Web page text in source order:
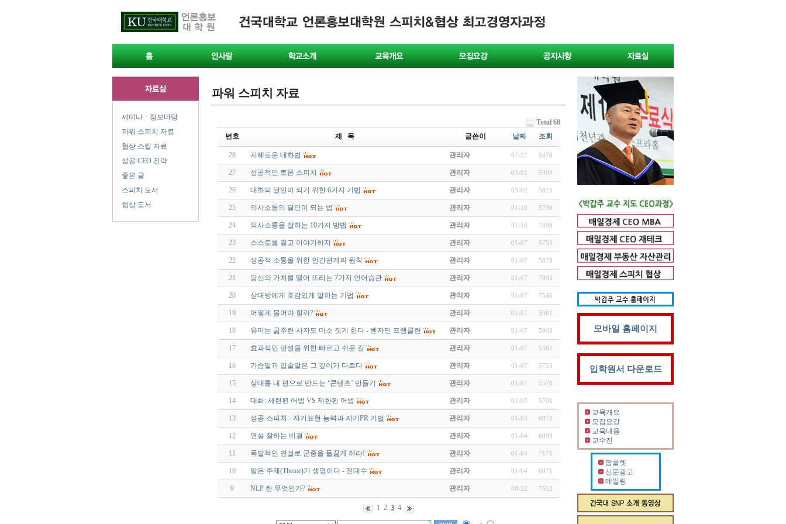
세미나ㆍ정보마당
파워 스피치 자료
협상 스킬 자료
성공 CEO 전략
좋은 글
스피치 도서
협상 도서
파워 스피치 자료
Total 68
번호
제 목 글쓴이 날짜 조회
28 지혜로운 대화법 관리자 07-27 5870
27 성공적인 토론 스피치 관리자 03-02 5969
26 대화의 달인이 되기 위한 6가지 기법 관리자 03-02 5825
25 의사소통의 달인이 되는 법 관리자 01-16 5790
24 의사소통을 잘하는 10가지 방법 관리자 01-16 7409
23 스스로를 걸고 이야기하자 관리자 01-07 5753
22 성공적 소통을 위한 인간관계의 원칙 관리자 01-07 5879
21 당신의 가치를 떨어 뜨리는 7가지 언어습관 관리자 01-07 7063
20 상대방에게 호감있게 말하는 기법 관리자 01-07 7546
19 어떻게 물어야 할까? 관리자 01-07 5581
18 유머는 굶주린 사자도 미소 짓게 한다 - 벤자민 프랭클린 관리자 01-07 5903
17 효과적인 연설을 위한 빠르고 쉬운 길 관리자 01-07 5562
16 가슴말과 입술말은 그 깊이가 다르다 관리자 01-07 5723
15 상대를 내 편으로 만드는 ‘콘텐츠’ 만들기 관리자 01-07 5576
14 대화: 세련된 어법 VS 제한된 어법 관리자 01-07 5761
13 성공 스피치 - 자기표현 능력과 자기PR 기법 관리자 01-04 6972
12 연설 잘하는 비결 관리자 01-04 6009
11 폭발적인 연설로 군중을 들끓게 하라! 관리자 01-04 7171
10 말은 주제(Theme)가 생명이다 - 전대수 관리자 01-04 6071
9 NLP 란 무엇인가? 관리자 08-22 7512
1 2 3 4
모바일 홈페이지
입학원서 다운로드
교육개요
모집요강
교육내용
교수진
팜플렛
신문광고
메일링